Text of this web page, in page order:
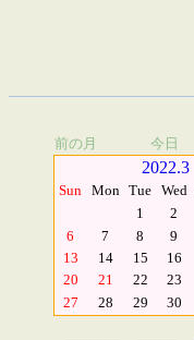
前の月 今日
2022.3
Sun Mon Tue Wed
1
2
6
7 8 9
13
14 15 16
20
21 22 23
27
28 29 30